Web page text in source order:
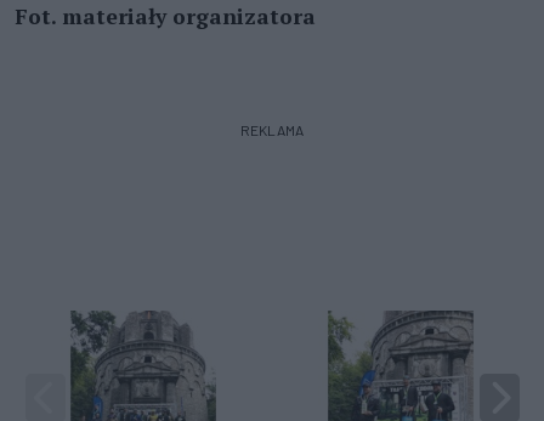
Fot. materiały organizatora
REKLAMA